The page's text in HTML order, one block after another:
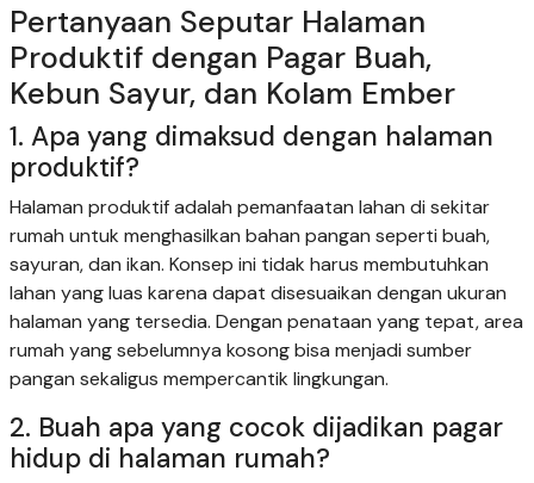
Pertanyaan Seputar Halaman
Produktif dengan Pagar Buah,
Kebun Sayur, dan Kolam Ember
1. Apa yang dimaksud dengan halaman
produktif?
Halaman produktif adalah pemanfaatan lahan di sekitar
rumah untuk menghasilkan bahan pangan seperti buah,
sayuran, dan ikan. Konsep ini tidak harus membutuhkan
lahan yang luas karena dapat disesuaikan dengan ukuran
halaman yang tersedia. Dengan penataan yang tepat, area
rumah yang sebelumnya kosong bisa menjadi sumber
pangan sekaligus mempercantik lingkungan.
2. Buah apa yang cocok dijadikan pagar
hidup di halaman rumah?